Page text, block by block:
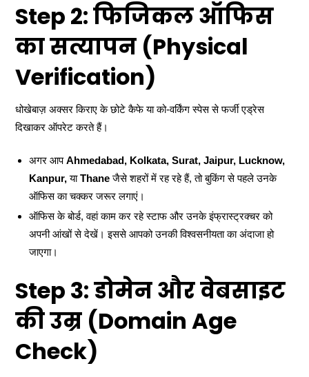
Step 2: फिजिकल ऑफिस
का सत्यापन (Physical
Verification)
धोखेबाज़ अक्सर किराए के छोटे कैफे या को-वर्किंग स्पेस से फर्जी एड्रेस
दिखाकर ऑपरेट करते हैं।
अगर आप Ahmedabad, Kolkata, Surat, Jaipur, Lucknow,
Kanpur, या Thane जैसे शहरों में रह रहे हैं, तो बुकिंग से पहले उनके
ऑफिस का चक्कर जरूर लगाएं।
ऑफिस के बोर्ड, वहां काम कर रहे स्टाफ और उनके इंफ्रास्ट्रक्चर को
अपनी आंखों से देखें। इससे आपको उनकी विश्वसनीयता का अंदाजा हो
जाएगा।
Step 3: डोमेन और वेबसाइट
की उम्र (Domain Age
Check)